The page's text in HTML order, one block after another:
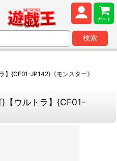
カート
検索
】{CF01-JP142}《モンスター》
【ウルトラ】{CF01-